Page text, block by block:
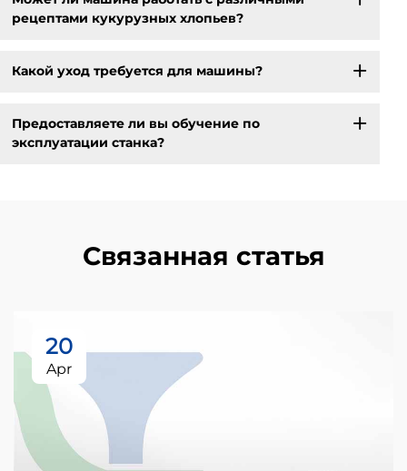
рецептами кукурузных хлопьев?
Какой уход требуется для машины?
Предоставляете ли вы обучение по
эксплуатации станка?
Связанная статья
20
Apr